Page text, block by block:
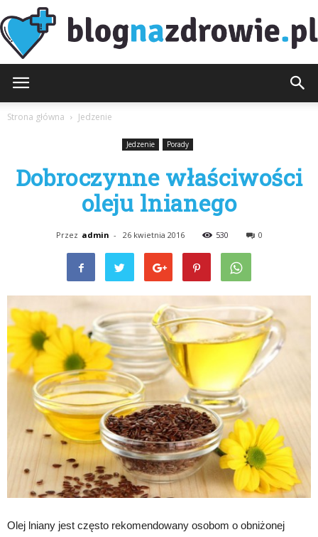
Strona główna Jedzenie
Jedzenie Porady
Dobroczynne właściwości
oleju lnianego
Przez admin - 26 kwietnia 2016 530 0
Olej lniany jest często rekomendowany osobom o obniżonej